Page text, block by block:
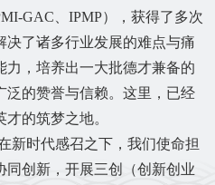
GAC、IPMP），获得了多次
了诸多行业发展的难点与痛
力，培养出一大批德才兼备的
泛的赞誉与信赖。这里，已经
的筑梦之地。
新时代感召之下，我们使命担
同创新，开展三创（创新创业